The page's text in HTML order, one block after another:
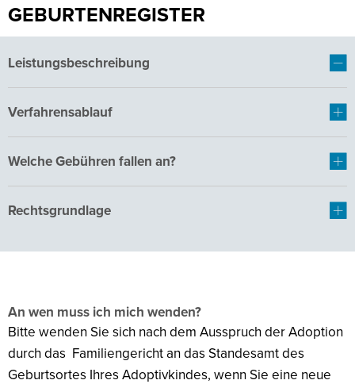
GEBURTENREGISTER
Leistungsbeschreibung
Verfahrensablauf
Welche Gebühren fallen an?
Rechtsgrundlage
An wen muss ich mich wenden?
Bitte wenden Sie sich nach dem Ausspruch der Adoption
durch das Familiengericht an das Standesamt des
Geburtsortes Ihres Adoptivkindes, wenn Sie eine neue